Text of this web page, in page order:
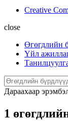
Creative
close
Өгөгдлийн
Үйл
Дараахаар
1